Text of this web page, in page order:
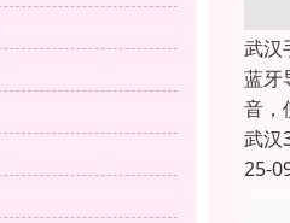
武汉
蓝牙
音，
武汉
25-